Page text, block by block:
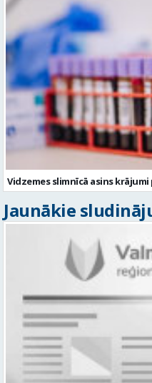
Vidzemes slimnīcā asins
Jaunākie